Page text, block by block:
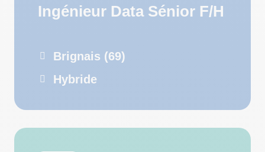
Ingénieur Data Sénior F/H
Brignais (69)
Hybride